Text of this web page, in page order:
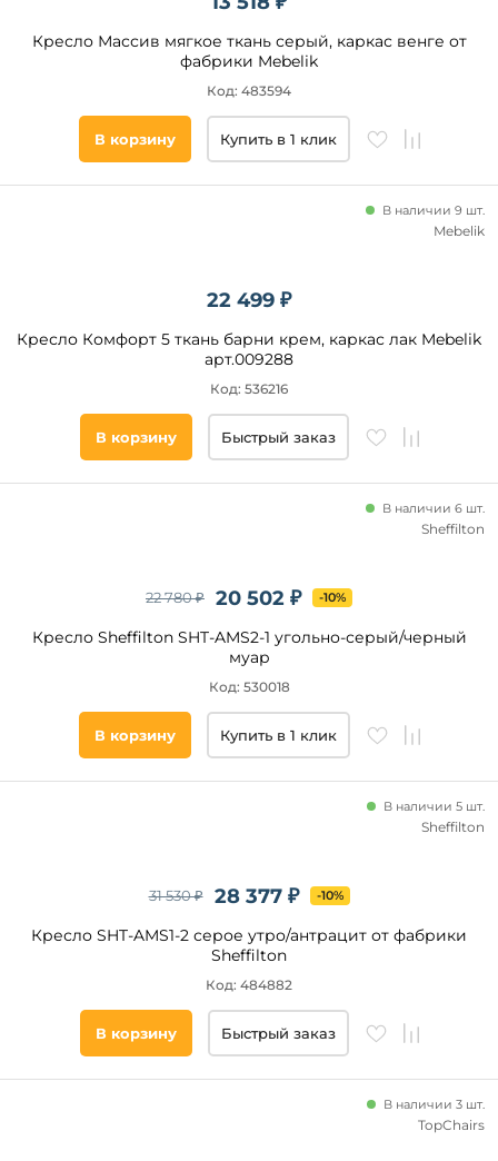
Кресло Массив мягкое ткань серый, каркас венге от
фабрики Mebelik
Код: 483594
В корзину Купить в 1 клик
22 499 ₽
Кресло Комфорт 5 ткань барни крем, каркас лак Mebelik
арт.009288
В наличии 9 шт.
Код: 536216
Mebelik
В корзину Быстрый заказ
20 502 ₽
22 780 ₽ -10%
Кресло Sheffilton SHT-AMS2-1 угольно-серый/черный
муар
В наличии 6 шт.
Код: 530018
Sheffilton
В корзину Купить в 1 клик
28 377 ₽
31 530 ₽ -10%
Кресло SHT-AMS1-2 серое утро/антрацит от фабрики
Sheffilton
В наличии 5 шт.
Код: 484882
Sheffilton
В корзину Быстрый заказ
В наличии 3 шт.
TopChairs